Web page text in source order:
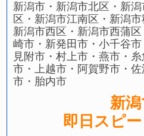
新潟市・新潟市北区・新
区・新潟市江南区・新潟
新潟市西区・新潟市西蒲
崎市・新発田市・小千谷市
見附市・村上市・燕市・
市・上越市・阿賀野市・
市・胎内市
新
即日スピー